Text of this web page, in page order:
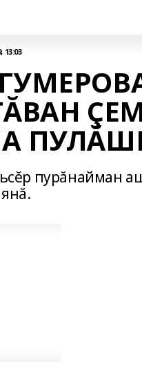
13:03
пурăнайман